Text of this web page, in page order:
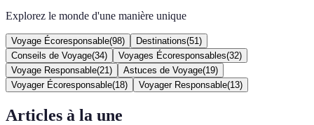
Explorez le monde d'une manière unique
Voyage Écoresponsable(98) Destinations(51 )
Conseils de Voyage(34) Voyages Écoresponsables(32)
Voyage Responsable(21 ) Astuces de Voyage(19)
Voyager Écoresponsable(18) Voyager Responsable(13)
Articles à la une